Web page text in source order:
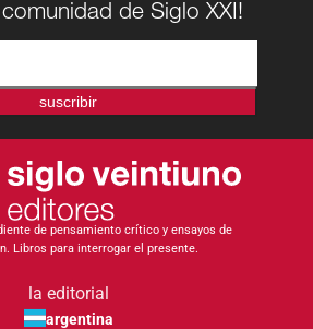
comunidad de Siglo XXI!
suscribir
de pensamiento crítico y ensayos de
Libros para interrogar el presente.
la editorial
argentina